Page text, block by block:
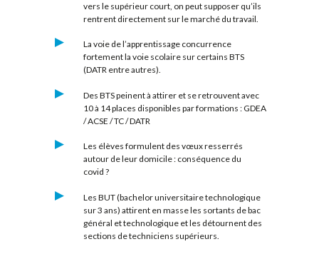
vers le supérieur court, on peut supposer qu’ils
rentrent directement sur le marché du travail.
La voie de l’apprentissage concurrence
fortement la voie scolaire sur certains BTS
(DATR entre autres).
Des BTS peinent à attirer et se retrouvent avec
10 à 14 places disponibles par formations : GDEA
/ ACSE / TC / DATR
Les élèves formulent des vœux resserrés
autour de leur domicile : conséquence du
covid ?
Les BUT (bachelor universitaire technologique
sur 3 ans) attirent en masse les sortants de bac
général et technologique et les détournent des
sections de techniciens supérieurs.